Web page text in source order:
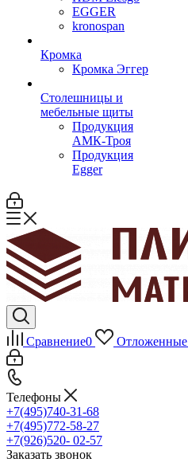
EGGER
kronospan
Кромка
Кромка Эггер
Столешницы и
мебельные щиты
Продукция
АМК-Троя
Продукция
Egger
Сравнение0 Отложенные
Телефоны
+7(495)740-31-68
+7(495)772-58-27
+7(926)520- 02-57
Заказать звонок